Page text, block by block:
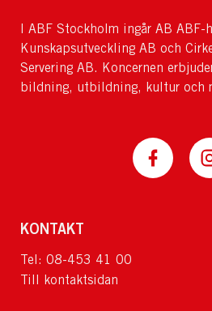
I ABF Stockholm ingår AB ABF-
Kunskapsutveckling AB och
Servering AB. Koncernen
bildning, utbildning, kultur och
KONTAKT
Tel: 08-453 41 00
Till kontaktsidan